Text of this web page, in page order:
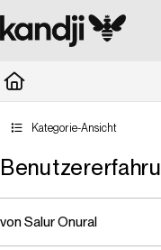
Documentation
Fetch the complete
Kategorie-Ansicht
von Salur Onural